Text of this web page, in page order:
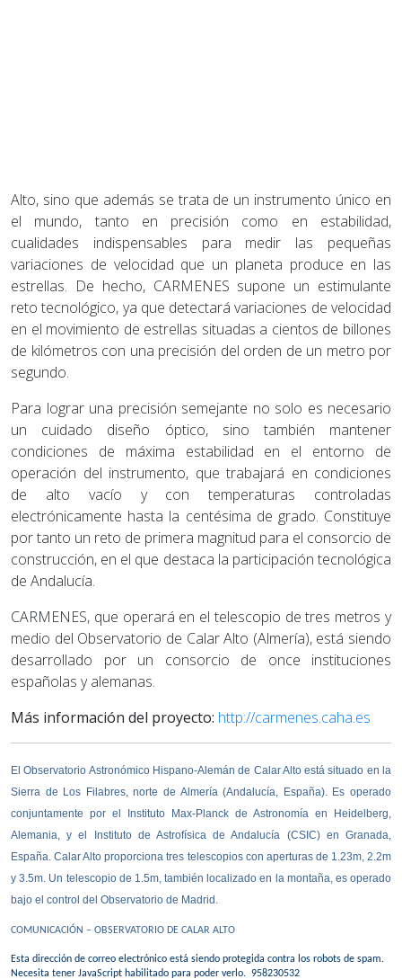
Alto, sino que además se trata de un instrumento único en
el mundo, tanto en precisión como en estabilidad,
cualidades indispensables para medir las pequeñas
variaciones de velocidad que un planeta produce en las
estrellas. De hecho, CARMENES supone un estimulante
reto tecnológico, ya que detectará variaciones de velocidad
en el movimiento de estrellas situadas a cientos de billones
de kilómetros con una precisión del orden de un metro por
segundo.
Para lograr una precisión semejante no solo es necesario
un cuidado diseño óptico, sino también mantener
condiciones de máxima estabilidad en el entorno de
operación del instrumento, que trabajará en condiciones
de alto vacío y con temperaturas controladas
electrónicamente hasta la centésima de grado. Constituye
por tanto un reto de primera magnitud para el consorcio de
construcción, en el que destaca la participación tecnológica
de Andalucía.
CARMENES, que operará en el telescopio de tres metros y
medio del Observatorio de Calar Alto (Almería), está siendo
desarrollado por un consorcio de once instituciones
españolas y alemanas.
Más información del proyecto: http://carmenes.caha.es
El Observatorio Astronómico Hispano-Alemán de Calar Alto está situado en la
Sierra de Los Filabres, norte de Almería (Andalucía, España). Es operado
conjuntamente por el
Instituto Max-Planck de Astronomía en Heidelberg,
Alemania, y el
Instituto de Astrofísica de Andalucía (CSIC) en Granada,
España. Calar Alto proporciona tres telescopios con aperturas de 1.23m, 2.2m
y 3.5m. Un telescopio de 1.5m, también localizado en la montaña, es operado
bajo el control del Observatorio de Madrid.
COMUNICACIÓN – OBSERVATORIO DE CALAR ALTO
Esta dirección de correo electrónico está siendo protegida contra los robots de spam.
Necesita tener JavaScript habilitado para poder verlo. 958230532